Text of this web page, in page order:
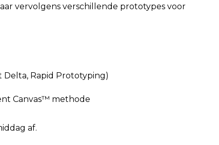
vervolgens verschillende prototypes voor
Delta, Rapid Prototyping)
Canvas™ methode
af.